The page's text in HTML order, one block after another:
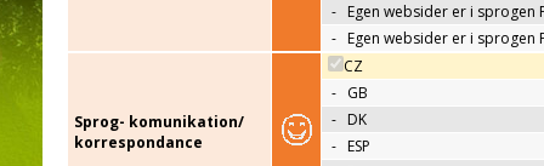
- Egen websider er i sprogen
- Egen websider er i sprogen
Sprog- komunikation/
korrespondance
CZ
- GB
- DK
- ESP